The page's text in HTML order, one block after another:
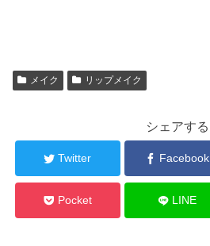
メイク リップメイク
シェアする
Twitter Facebook
Pocket LINE